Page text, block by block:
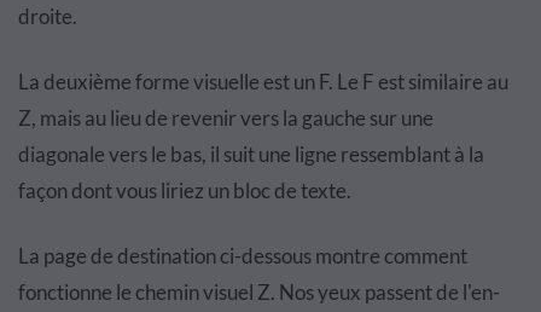
droite.
La deuxième forme visuelle est un F. Le F est similaire au
Z, mais au lieu de revenir vers la gauche sur une
diagonale vers le bas, il suit une ligne ressemblant à la
façon dont vous liriez un bloc de texte.
La page de destination ci-dessous montre comment
fonctionne le chemin visuel Z. Nos yeux passent de l'en-